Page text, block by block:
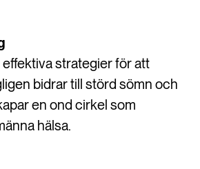
strategier för att
bidrar till störd sömn och
en ond cirkel som
hälsa.